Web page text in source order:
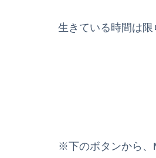
生きている時間は
※下のボタンから、